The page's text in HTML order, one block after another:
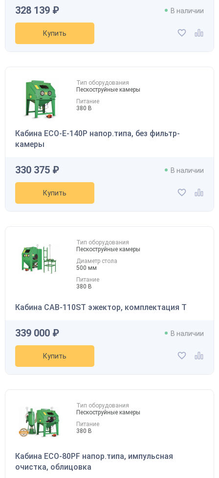
328 139 ₽ В наличии
Купить
Тип оборудования
Пескоструйные камеры
Питание
380 В
Кабина ECO-E-140P напор.типа, без фильтр-
камеры
330 375 ₽ В наличии
Купить
Тип оборудования
Пескоструйные камеры
Диаметр стола
500 мм
Питание
380 В
Кабина CAB-110ST эжектор, комплектация T
339 000 ₽ В наличии
Купить
Тип оборудования
Пескоструйные камеры
Питание
380 В
Кабина ECO-80PF напор.типа, импульсная
очистка, облицовка